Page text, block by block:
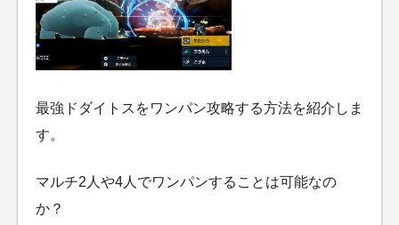
最強ドダイトスをワンパン攻略する方法を紹介しま
す。
マルチ2人や4人でワンパンすることは可能なの
か？